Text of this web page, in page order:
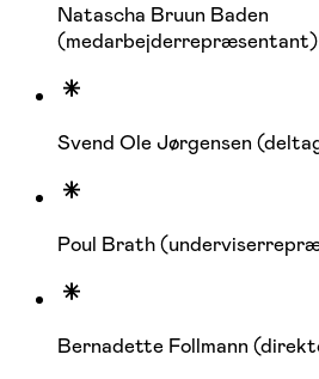
Natascha Bruun Baden
(medarbejderrepræsentant)
Svend Ole Jørgensen
Poul Brath
Bernadette Follmann